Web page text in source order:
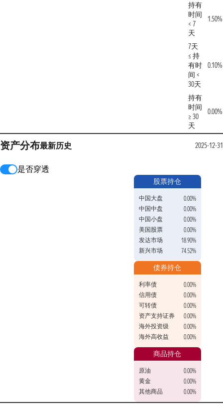
持有
时间
< 7
天
1.50%
7天
≤ 持
有时
间 <
30天
0.10%
持有
时间
≥ 30
天
0.00%
资产分布最新历史 2025-12-31
是否穿透
股票持仓
中国大盘
0.00%
中国中盘
0.00%
中国小盘
0.00%
美国股票
0.00%
发达市场
18.90%
新兴市场
74.52%
债券持仓
利率债
0.00%
信用债
0.00%
可转债
0.00%
资产支持证券
0.00%
海外投资级
0.00%
海外高收益
0.00%
商品持仓
原油
0.00%
黄金
0.00%
其他商品
0.00%